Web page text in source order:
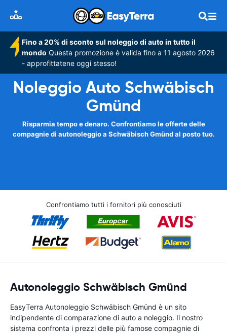
Fino a 20% di sconto sul noleggio di auto in tutto il
mondo Questa promozione è valida fino a 11 agosto 2026
- approfittatene oggi stesso!
Noleggio Auto Schwäbisch
Gmünd
Risparmia tempo e denaro. Confrontiamo le offerte delle
compagnie di autonoleggio a Schwäbisch Gmünd al posto tuo.
Confrontiamo tutti i fornitori più conosciuti
Autonoleggio Schwäbisch Gmünd
EasyTerra Autonoleggio Schwäbisch Gmünd è un sito
indipendente di comparazione di auto a noleggio. Il nostro
sistema confronta i prezzi delle più famose compagnie di